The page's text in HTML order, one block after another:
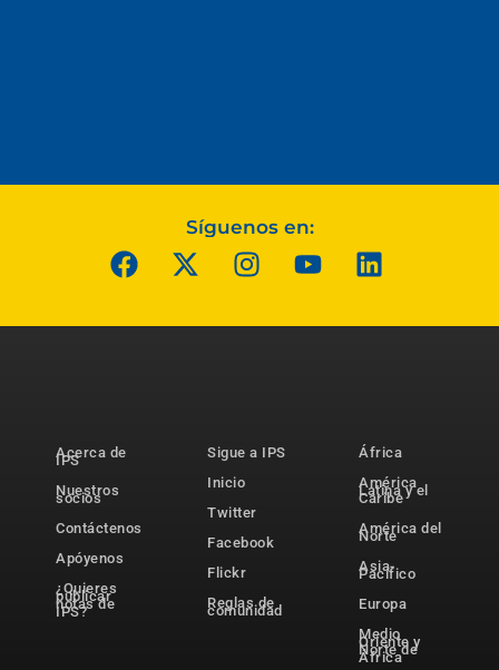
Síguenos en:
Acerca de
IPS
Nuestros
socios
Contáctenos
Apóyenos
¿Quieres
publicar
notas de
IPS?
Sigue a IPS
Inicio
Twitter
Facebook
Flickr
Reglas de
comunidad
África
América
Latina y el
Caribe
América del
Norte
Asia-
Pacífico
Europa
Medio
Oriente y
Norte de
África